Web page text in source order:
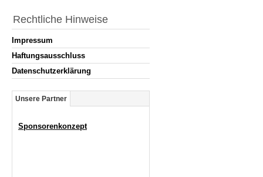
Rechtliche Hinweise
Impressum
Haftungsausschluss
Datenschutzerklärung
Unsere Partner
Sponsorenkonzept